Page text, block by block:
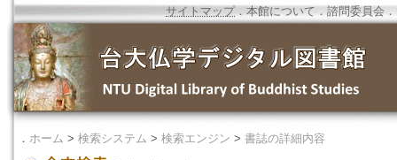
サイトマップ．本館について ． 諮問委員会 ．
． ホーム > 検索システム > 検索エンジン > 書誌の詳細内容